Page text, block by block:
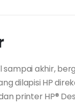
akhir,
dilapisi HP
printer HP®